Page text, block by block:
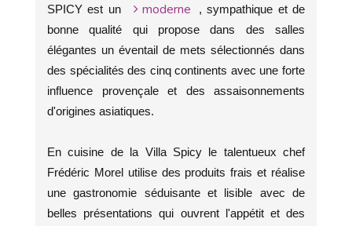
SPICY est un
moderne
, sympathique et de
bonne qualité qui propose dans des salles
élégantes un éventail de mets sélectionnés dans
des spécialités des cinq continents avec une forte
influence provençale et des assaisonnements
d'origines asiatiques.
En cuisine de la Villa Spicy le talentueux chef
Frédéric Morel utilise des produits frais et réalise
une gastronomie séduisante et lisible avec de
belles présentations qui ouvrent l'appétit et des